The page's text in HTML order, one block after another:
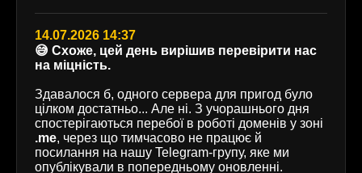
14.07.2026 14:37
😅 Схоже, цей день вирішив перевірити нас
на міцність.
Здавалося б, одного сервера для пригод було
цілком достатньо... Але ні. З учорашнього дня
спостерігаються перебої в роботі доменів у зоні
.me, через що тимчасово не працює й
посилання на нашу Telegram-групу, яке ми
опублікували в попередньому оновленні.